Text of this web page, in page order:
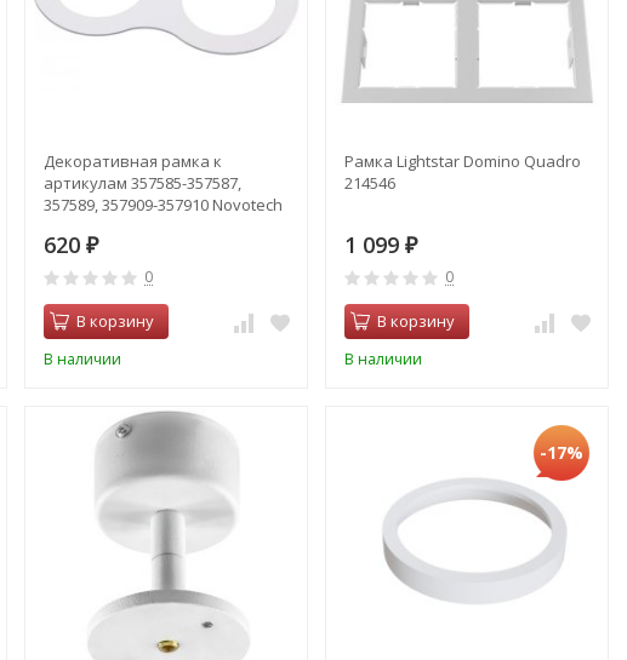
Декоративная рамка к
артикулам 357585-357587,
357589, 357909-357910 Novotech
620 ₽
0
В корзину
В наличии
Рамка Lightstar Domino Quadro
214546
1 099 ₽
0
В корзину
В наличии
-17%